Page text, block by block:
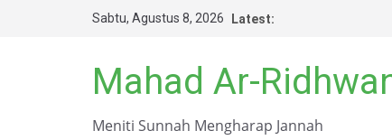
Sabtu, Agustus 8, 2026 Latest:
Mahad Ar-
Meniti Sunnah Mengharap Jannah